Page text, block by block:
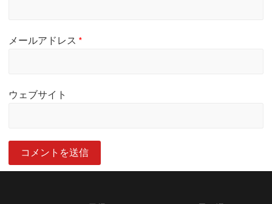
メールアドレス *
ウェブサイト